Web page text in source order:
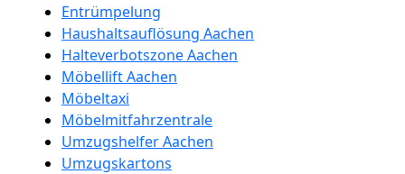
Entrümpelung
Haushaltsauflösung Aachen
Halteverbotszone Aachen
Möbellift Aachen
Möbeltaxi
Möbelmitfahrzentrale
Umzugshelfer Aachen
Umzugskartons